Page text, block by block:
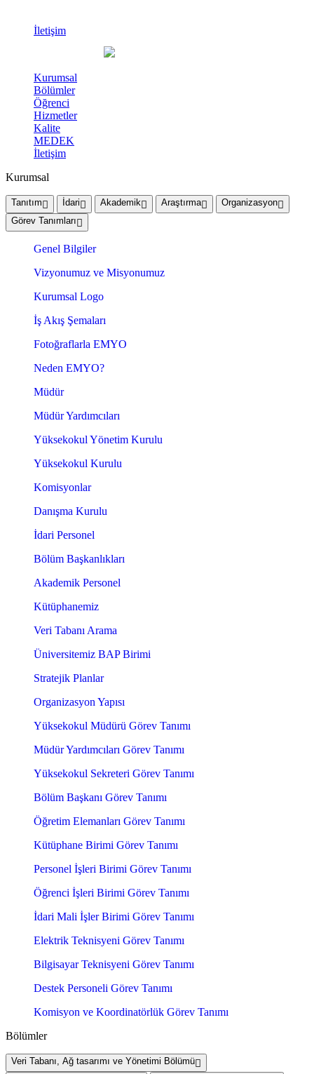
İletişim
Kurumsal
Bölümler
Öğrenci
Hizmetler
Kalite
MEDEK
İletişim
Kurumsal
Tanıtım İdari Akademik Araştırma
Organizasyon
Görev Tanımları
Genel Bilgiler
Vizyonumuz ve Misyonumuz
Kurumsal Logo
İş Akış Şemaları
Fotoğraflarla EMYO
Neden EMYO?
Müdür
Müdür Yardımcıları
Yüksekokul Yönetim Kurulu
Yüksekokul Kurulu
Komisyonlar
Danışma Kurulu
İdari Personel
Bölüm Başkanlıkları
Akademik Personel
Kütüphanemiz
Veri Tabanı Arama
Üniversitemiz BAP Birimi
Stratejik Planlar
Organizasyon Yapısı
Yüksekokul Müdürü Görev Tanımı
Müdür Yardımcıları Görev Tanımı
Yüksekokul Sekreteri Görev Tanımı
Bölüm Başkanı Görev Tanımı
Öğretim Elemanları Görev Tanımı
Kütüphane Birimi Görev Tanımı
Personel İşleri Birimi Görev Tanımı
Öğrenci İşleri Birimi Görev Tanımı
İdari Mali İşler Birimi Görev Tanımı
Elektrik Teknisyeni Görev Tanımı
Bilgisayar Teknisyeni Görev Tanımı
Destek Personeli Görev Tanımı
Komisyon ve Koordinatörlük Görev Tanımı
Bölümler
Veri Tabanı, Ağ tasarımı ve Yönetimi Bölümü